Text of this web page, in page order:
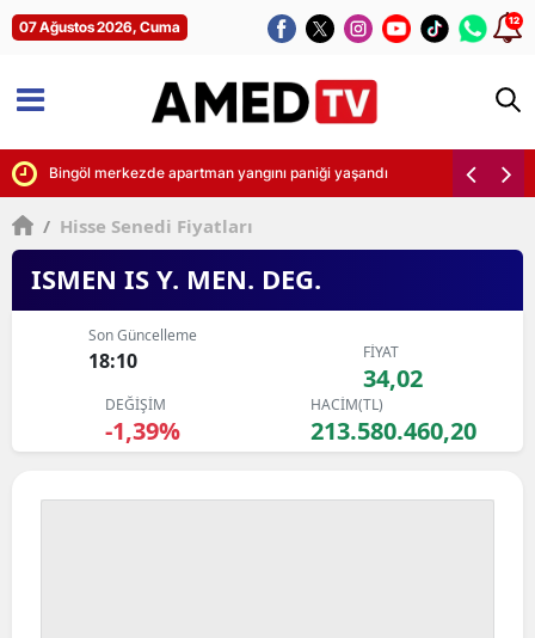
07 Ağustos 2026, Cuma 12
yaptı
Bingöl merkezde apartman yangını paniği yaşandı
/ Hisse Senedi Fiyatları
ISMEN IS Y. MEN. DEG.
Son Güncelleme
18:10 FİYAT
34,02
DEĞİŞİM
-1,39%
HACİM(TL)
213.580.460,20